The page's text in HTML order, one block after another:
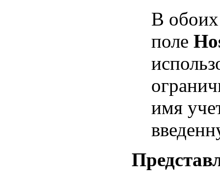
В обоих
поле
имя